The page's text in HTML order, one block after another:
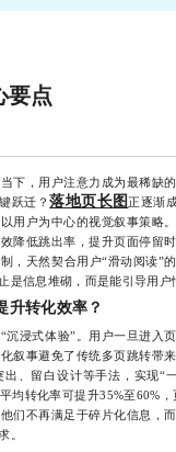
要点
，用户注意力成为最稀缺
跃迁？落地页长图正逐渐
用户为中心的视觉叙事策略
降低跳出率，提升页面停留
，天然契合用户“滑动阅读”
是信息堆砌，而是能引导用户
升转化效率？
浸式体验”。用户一旦进入
叙事避免了传统多页跳转带
、留白设计等手法，实现“
均转化率可提升35%至60%
不再满足于碎片化信息，而
。